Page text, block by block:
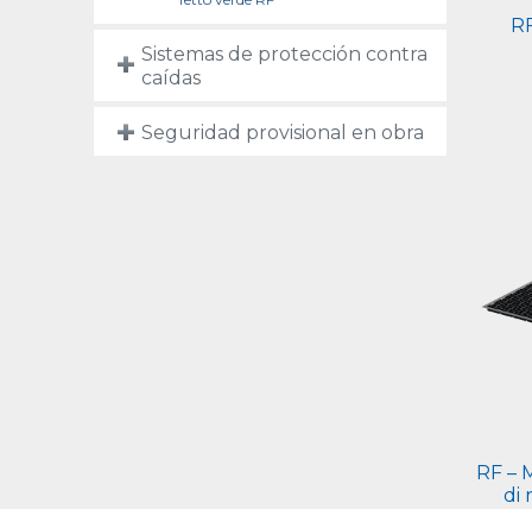
Sistemas de protección contra
caídas
Seguridad provisional en obra
RF –
di